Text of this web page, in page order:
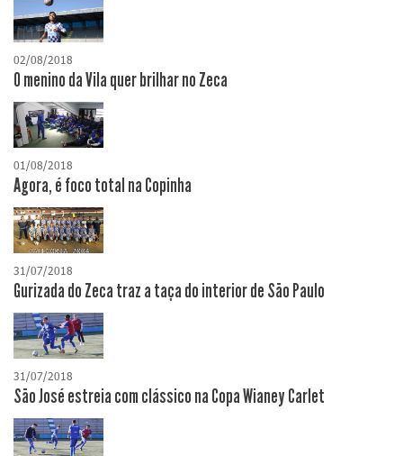
02/08/2018
O menino da Vila quer brilhar no Zeca
01/08/2018
Agora, é foco total na Copinha
31/07/2018
Gurizada do Zeca traz a taça do interior de São Paulo
31/07/2018
São José estreia com clássico na Copa Wianey Carlet